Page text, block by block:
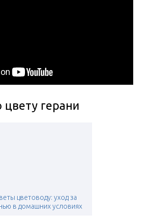
герани
цветоводу: уход за
в домашних условиях